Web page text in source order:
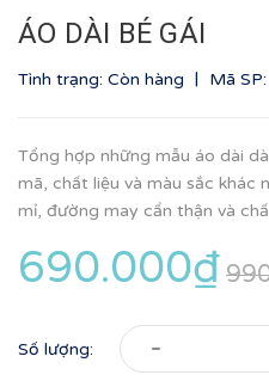
ÁO DÀI BÉ GÁI
Tình trạng: Còn hàng | Mã SP:
Tổng hợp những mẫu áo dài
mã, chất liệu và màu sắc khác
mỉ, đường may cẩn thận và
690.000₫
Số lượng: -